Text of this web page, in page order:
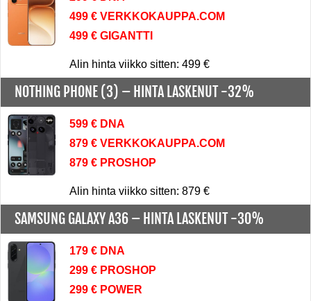
499 € VERKKOKAUPPA.COM
499 € GIGANTTI
Alin hinta viikko sitten: 499 €
NOTHING PHONE (3) – HINTA LASKENUT -32%
599 € DNA
879 € VERKKOKAUPPA.COM
879 € PROSHOP
Alin hinta viikko sitten: 879 €
SAMSUNG GALAXY A36 – HINTA LASKENUT -30%
179 € DNA
299 € PROSHOP
299 € POWER